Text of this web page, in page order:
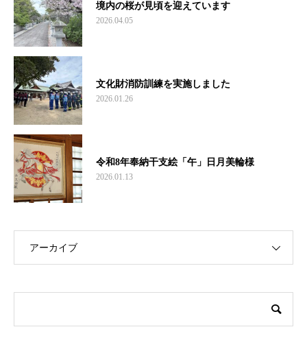
境内の桜が見頃を迎えています
2026.04.05
文化財消防訓練を実施しました
2026.01.26
令和8年奉納干支絵「午」日月美輪様
2026.01.13
アーカイブ